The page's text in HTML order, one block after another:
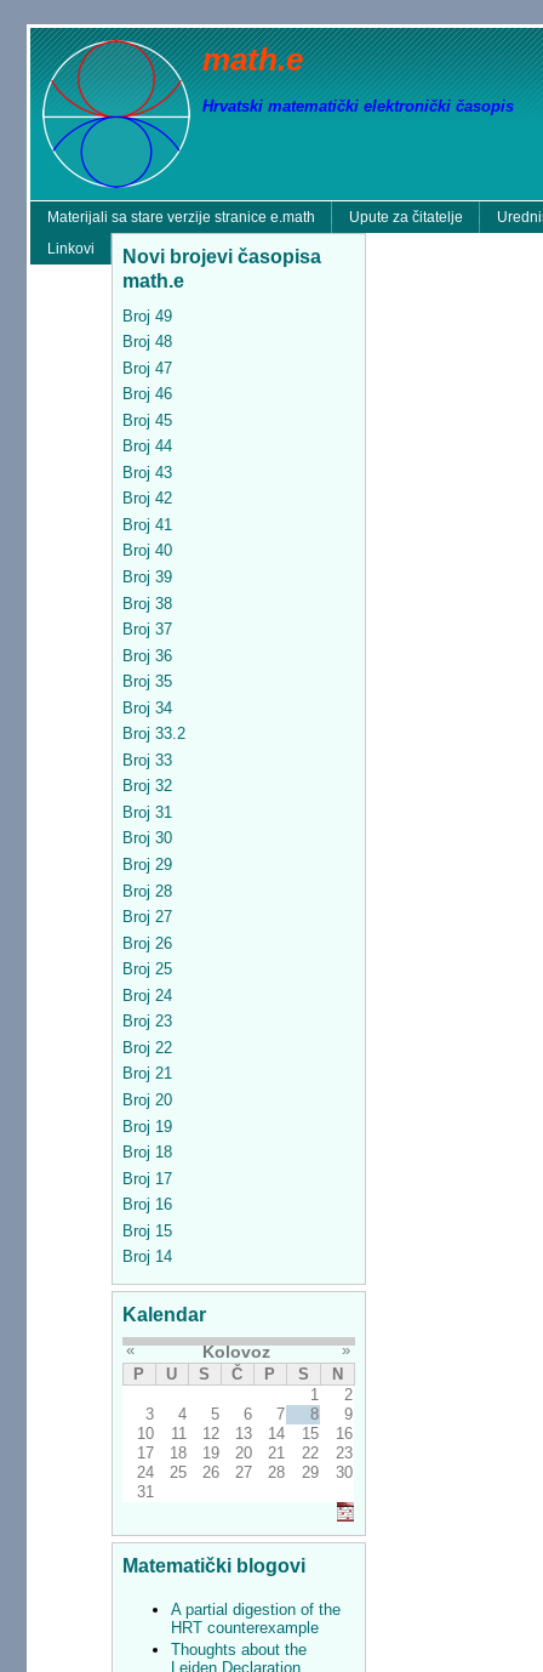
math.e
Hrvatski matematički elektronički časopis
Materijali sa stare verzije stranice e.math Upute za čitatelje
Linkovi
Novi brojevi časopisa
math.e
Broj 49
Broj 48
Broj 47
Broj 46
Broj 45
Broj 44
Broj 43
Broj 42
Broj 41
Broj 40
Broj 39
Broj 38
Broj 37
Broj 36
Broj 35
Broj 34
Broj 33.2
Broj 33
Broj 32
Broj 31
Broj 30
Broj 29
Broj 28
Broj 27
Broj 26
Broj 25
Broj 24
Broj 23
Broj 22
Broj 21
Broj 20
Broj 19
Broj 18
Broj 17
Broj 16
Broj 15
Broj 14
Kalendar
« Kolovoz
»
P
U S Č P S
N
1
2
3
4 5 6 7 8
9
10
11 12 13 14 15
16
17
18 19 20 21 22
23
24
25 26 27 28 29
30
31
Matematički blogovi
A partial digestion of the
HRT counterexample
Thoughts about the
Leiden Declaration